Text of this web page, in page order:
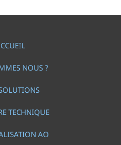
NOUS ?
TECHNIQUE
AO